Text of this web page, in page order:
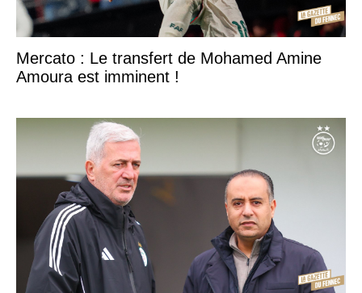
Mercato : Le transfert de Mohamed Amine
Amoura est imminent !